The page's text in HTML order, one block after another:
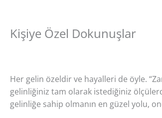
Kişiye Özel Dokunuşlar
Her gelin özeldir ve hayalleri de öyle.
gelinliğiniz tam olarak istediğiniz
gelinliğe sahip olmanın en güzel yolu,